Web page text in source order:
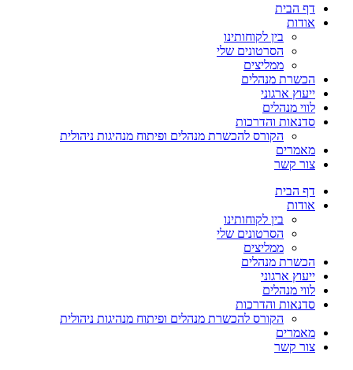
דף הבית
אודות
בין לקוחותינו
הסרטונים שלי
ממליצים
הכשרת מנהלים
ייעוץ ארגוני
לווי מנהלים
סדנאות והדרכות
הקורס להכשרת מנהלים ופיתוח מנהיגות ניהולית
מאמרים
צור קשר
דף הבית
אודות
בין לקוחותינו
הסרטונים שלי
ממליצים
הכשרת מנהלים
ייעוץ ארגוני
לווי מנהלים
סדנאות והדרכות
הקורס להכשרת מנהלים ופיתוח מנהיגות ניהולית
מאמרים
צור קשר